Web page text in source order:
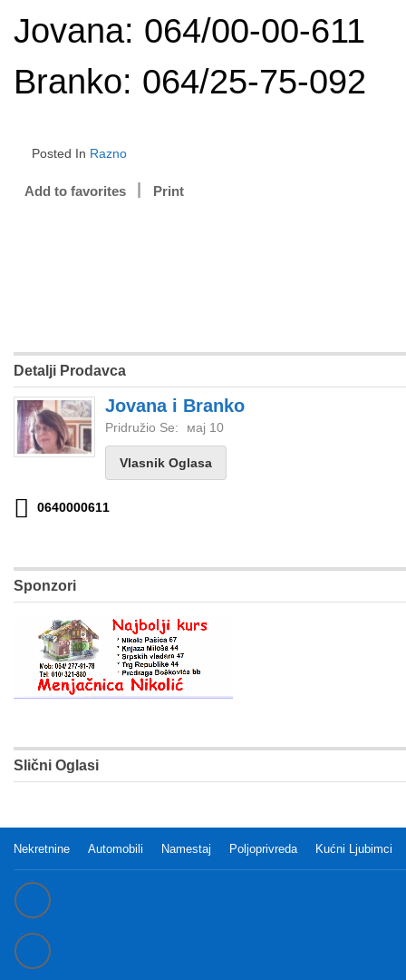
Jovana: 064/00-00-611
Branko: 064/25-75-092
Posted In Razno
Add to favorites Print
Detalji Prodavca
Jovana i Branko
Pridružio Se: мај 10
Vlasnik Oglasa
0640000611
Sponzori
Slični Oglasi
Nekretnine Automobili Namestaj Poljoprivreda Kućni Ljubimci